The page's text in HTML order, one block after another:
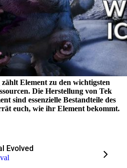
zählt Element zu den wichtigsten
Die Herstellung von Tek
sind essenzielle Bestandteile des
euch, wie ihr Element bekommt.
Evolved